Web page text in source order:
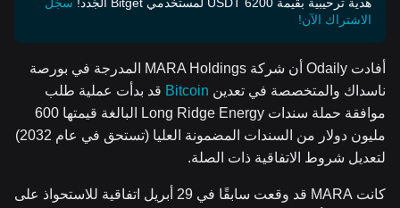
الاشتراك الآن!
أفادت Odaily أن شركة MARA Holdings المدرجة في بورصة
ناسداك والمتخصصة في تعدين Bitcoin قد بدأت عملية طلب
موافقة حملة سندات Long Ridge Energy البالغة قيمتها 600
مليون دولار من السندات المضمونة العليا (تستحق في عام 2032)
لتعديل شروط الاتفاقية ذات الصلة.
كانت MARA قد وقعت سابقًا في 29 أبريل اتفاقية للاستحواذ على